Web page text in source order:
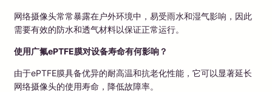
网络摄像头常常暴露在户外环境中，易受雨水和湿气影响，因此
需要有效的防水和透气材料以保证正常运行。
使用广氟ePTFE膜对设备寿命有何影响？
由于ePTFE膜具备优异的耐高温和抗老化性能，它可以显著延长
网络摄像头的使用寿命，降低故障率。